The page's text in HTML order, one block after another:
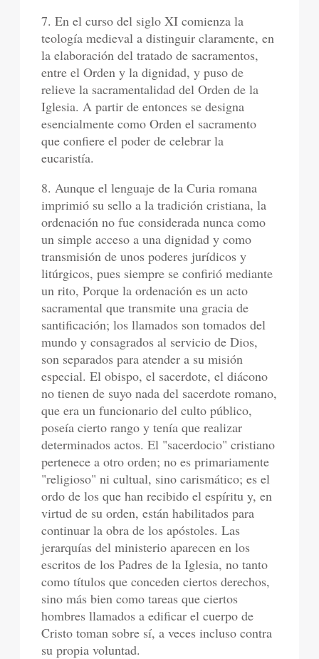
7. En el curso del siglo XI comienza la
teología medieval a distinguir claramente, en
la elaboración del tratado de sacramentos,
entre el Orden y la dignidad, y puso de
relieve la sacramentalidad del Orden de la
Iglesia. A partir de entonces se designa
esencialmente como Orden el sacramento
que confiere el poder de celebrar la
eucaristía.
8. Aunque el lenguaje de la Curia romana
imprimió su sello a la tradición cristiana, la
ordenación no fue considerada nunca como
un simple acceso a una dignidad y como
transmisión de unos poderes jurídicos y
litúrgicos, pues siempre se confirió mediante
un rito, Porque la ordenación es un acto
sacramental que transmite una gracia de
santificación; los llamados son tomados del
mundo y consagrados al servicio de Dios,
son separados para atender a su misión
especial. El obispo, el sacerdote, el diácono
no tienen de suyo nada del sacerdote romano,
que era un funcionario del culto público,
poseía cierto rango y tenía que realizar
determinados actos. El "sacerdocio" cristiano
pertenece a otro orden; no es primariamente
"religioso" ni cultual, sino carismático; es el
ordo de los que han recibido el espíritu y, en
virtud de su orden, están habilitados para
continuar la obra de los apóstoles. Las
jerarquías del ministerio aparecen en los
escritos de los Padres de la Iglesia, no tanto
como títulos que conceden ciertos derechos,
sino más bien como tareas que ciertos
hombres llamados a edificar el cuerpo de
Cristo toman sobre sí, a veces incluso contra
su propia voluntad.